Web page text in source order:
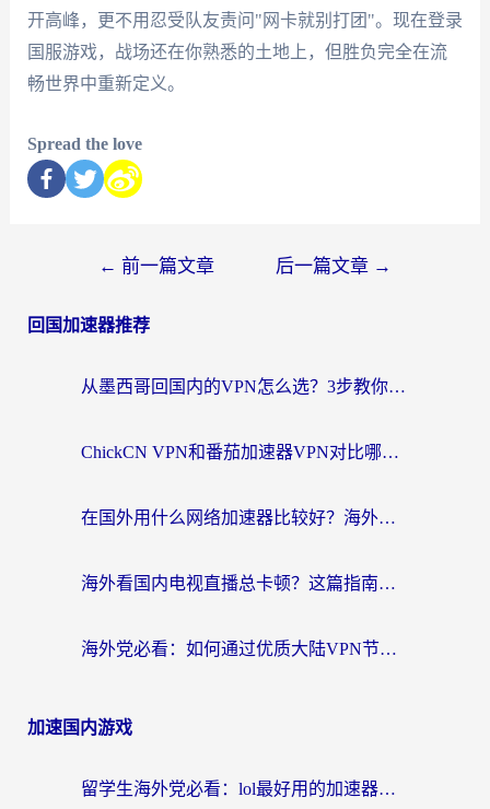
开高峰，更不用忍受队友责问"网卡就别打团"。现在登录
国服游戏，战场还在你熟悉的土地上，但胜负完全在流
畅世界中重新定义。
Spread the love
← 前一篇文章 后一篇文章 →
回国加速器推荐
从墨西哥回国内的VPN怎么选？3步教你无缝刷剧、玩国服游戏
ChickCN VPN和番茄加速器VPN对比哪个回国效果更好？海外党亲测后的真实答案
在国外用什么网络加速器比较好？海外党亲测：从痛点到解决方案的全攻略
海外看国内电视直播总卡顿？这篇指南教你选对回国加速器，无缝追剧不发愁
海外党必看：如何通过优质大陆VPN节点无缝访问国内资源？
加速国内游戏
留学生海外党必看：lol最好用的加速器怎么选？附一梦江湖、神鬼传奇加速攻略